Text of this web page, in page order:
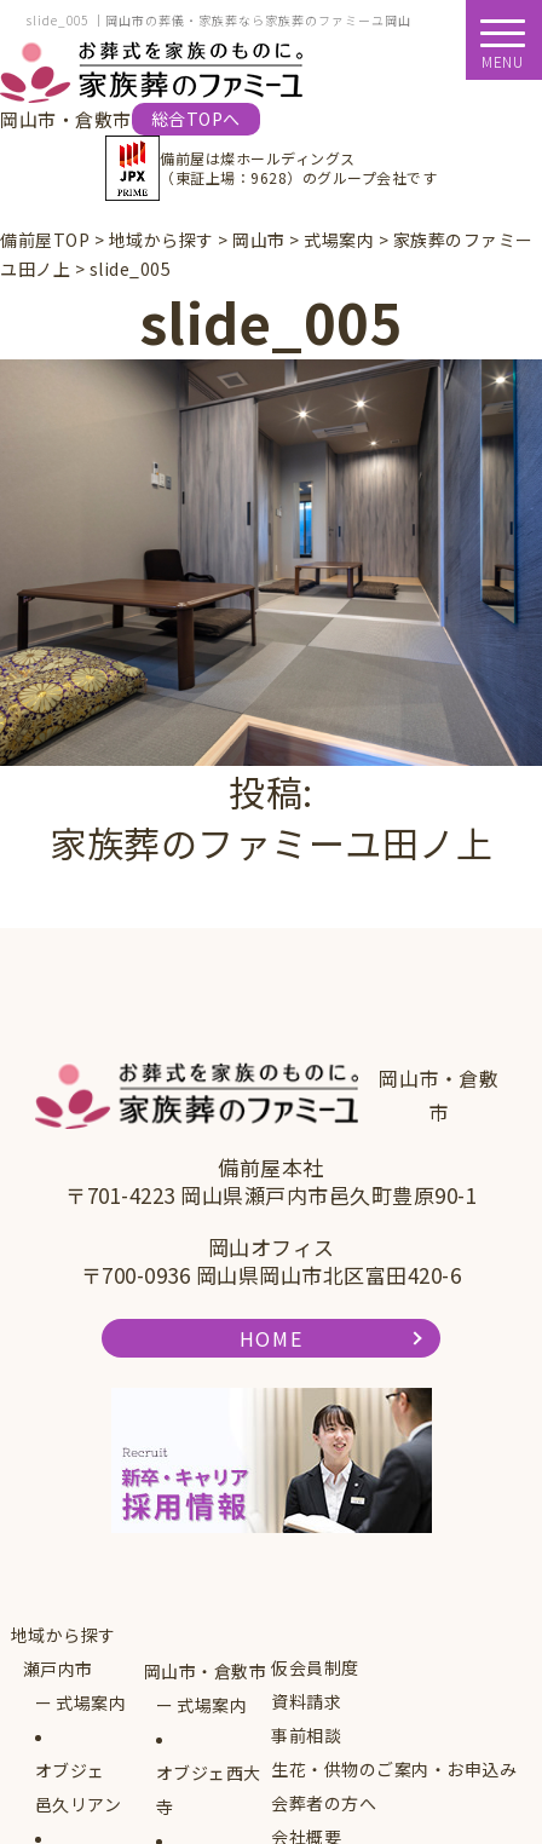
slide_005 ｜岡山市の葬儀・家族葬なら家族葬のファミーユ岡山
総合TOPへ
岡山市・倉敷市
備前屋は燦ホールディングス
（東証上場：9628） のグループ会社です
MENU
備前屋TOP > 地域から探す > 岡山市 > 式場案内 > 家族葬のファミー
ユ田ノ上 > slide_005
slide_005
投稿:
家族葬のファミーユ田ノ上
岡山市・倉敷
市
備前屋本社
〒701-4223 岡山県瀬戸内市邑久町豊原90-1
岡山オフィス
〒700-0936 岡山県岡山市北区富田420-6
HOME
地域から探す
瀬戸内市
式場案内
オブジェ
邑久リアン
岡山市・倉敷市
式場案内
オブジェ西大
寺
仮会員制度
資料請求
事前相談
生花・供物のご案内・お申込み
会葬者の方へ
会社概要